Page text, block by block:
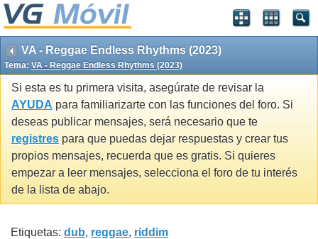
VA - Reggae Endless Rhythms (2023)
Tema: VA - Reggae Endless Rhythms (2023)
Si esta es tu primera visita, asegúrate de revisar la
AYUDA para familiarizarte con las funciones del foro. Si
deseas publicar mensajes, será necesario que te
registres para que puedas dejar respuestas y crear tus
propios mensajes, recuerda que es gratis. Si quieres
empezar a leer mensajes, selecciona el foro de tu interés
de la lista de abajo.
Etiquetas: dub, reggae, riddim